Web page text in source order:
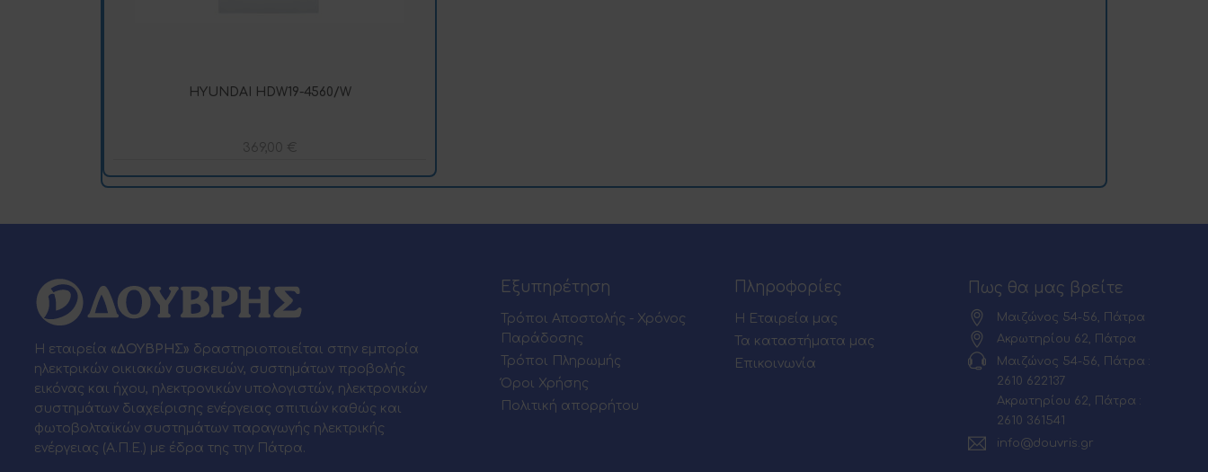
HYUNDAI HDW19-4560/W
369,00 €
Η εταιρεία «ΔΟΥΒΡΗΣ» δραστηριοποιείται στην εμπορία
ηλεκτρικών οικιακών συσκευών, συστημάτων προβολής
εικόνας και ήχου, ηλεκτρονικών υπολογιστών, ηλεκτρονικών
συστημάτων διαχείρισης ενέργειας σπιτιών καθώς και
φωτοβολταϊκών συστημάτων παραγωγής ηλεκτρικής
ενέργειας (Α.Π.Ε.) με έδρα της την Πάτρα.
Εξυπηρέτηση
Τρόποι Αποστολής - Χρόνος
Παράδοσης
Τρόποι Πληρωμής
Όροι Χρήσης
Πολιτική απορρήτου
Πληροφορίες
Η Εταιρεία μας
Τα καταστήματα μας
Επικοινωνία
Πως θα μας βρείτε
Μαιζώνος 54-56, Πάτρα
Ακρωτηρίου 62, Πάτρα
Μαιζώνος 54-56, Πάτρα :
2610 622137
Ακρωτηρίου 62, Πάτρα :
2610 361541
info@douvris.gr